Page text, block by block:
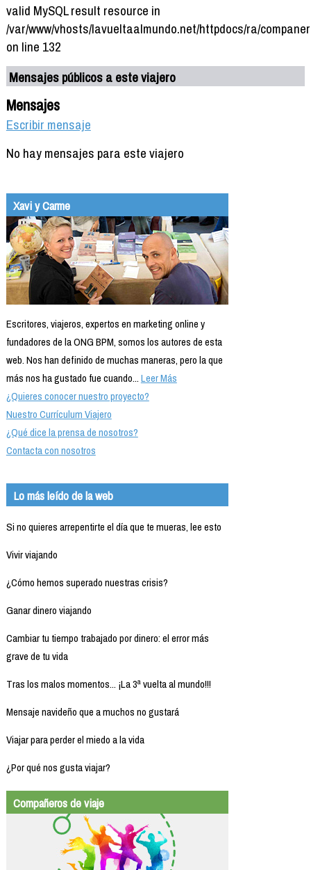
valid MySQL result resource in
/var/www/vhosts/lavueltaalmundo.net/httpdocs/ra/
on line 132
Mensajes públicos a este viajero
Mensajes
Escribir mensaje
No hay mensajes para este viajero
Xavi y Carme
Escritores, viajeros, expertos en marketing online y
fundadores de la ONG BPM, somos los autores de esta
web. Nos han definido de muchas maneras, pero la que
más nos ha gustado fue cuando...Leer Más
¿Quieres conocer nuestro proyecto?
Nuestro Currículum Viajero
¿Qué dice la prensa de nosotros?
Contacta con nosotros
Lo más leído de la web
Si no quieres arrepentirte el día que te mueras, lee esto
Vivir viajando
¿Cómo hemos superado nuestras crisis?
Ganar dinero viajando
Cambiar tu tiempo trabajado por dinero: el error más
grave de tu vida
Tras los malos momentos... ¡La 3ª vuelta al mundo!!!
Mensaje navideño que a muchos no gustará
Viajar para perder el miedo a la vida
¿Por qué nos gusta viajar?
Compañeros de viaje